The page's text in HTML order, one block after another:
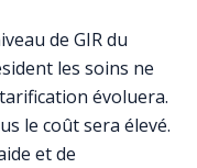
de GIR du
les soins ne
évoluera.
le coût sera élevé.
et de